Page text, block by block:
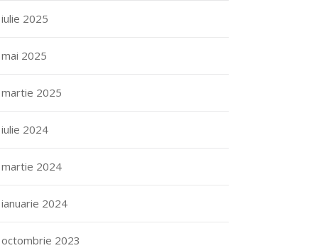
iulie 2025
mai 2025
martie 2025
iulie 2024
martie 2024
ianuarie 2024
octombrie 2023